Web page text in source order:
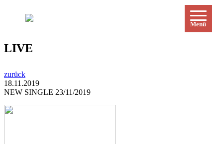
LIVE
zurück
18.11.2019
NEW SINGLE 23/11/2019
Menü